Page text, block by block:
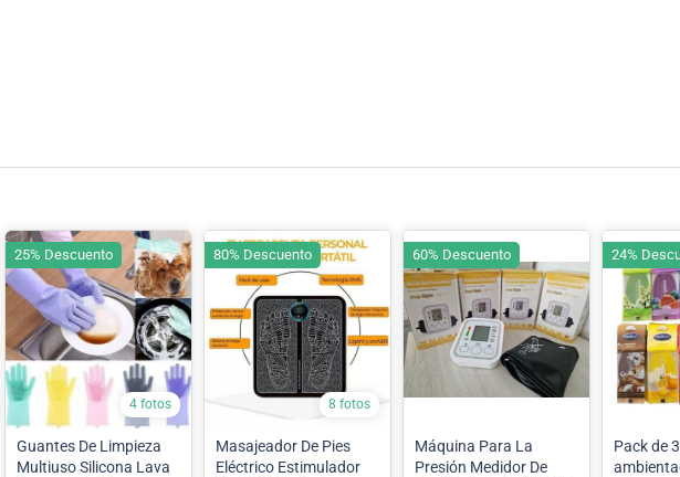
4 fotos
Guantes De Limpieza
Multiuso Silicona Lava
25% Descuento
8 fotos
Masajeador De Pies
Eléctrico Estimulador
80% Descuento
Máquina Para La
Presión Medidor De
60% Descuento
Pack de 3
24%